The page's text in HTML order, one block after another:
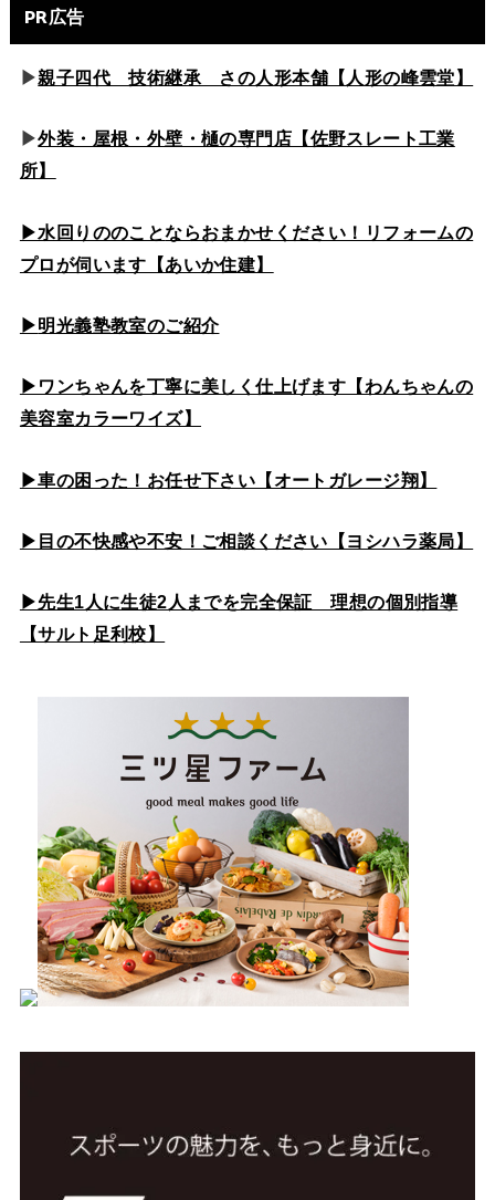
PR広告
▶親子四代 技術継承 さの人形本舗【人形の峰雲堂】
▶外装・屋根・外壁・樋の専門店【佐野スレート工業
所】
▶水回りののことならおまかせください！リフォームの
プロが伺います【あいか住建】
▶明光義塾教室のご紹介
▶ワンちゃんを丁寧に美しく仕上げます【わんちゃんの
美容室カラーワイズ】
▶車の困った！お任せ下さい【オートガレージ翔】
▶目の不快感や不安！ご相談ください【ヨシハラ薬局】
▶先生1人に生徒2人までを完全保証 理想の個別指導
【サルト足利校】